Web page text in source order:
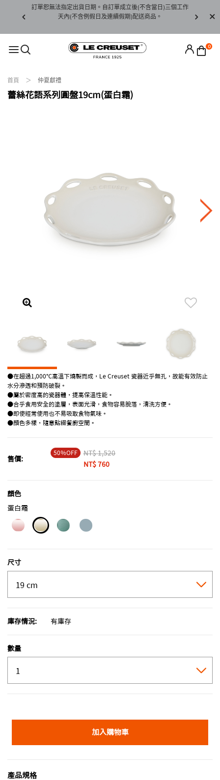
下水)，若
訂單恕無法指定出貨日期。自訂單成立後(不含當日)三個工作
天內(不含例假日及連續假期)配送商品。
請至
0
首頁 仲夏獻禮
蕾絲花語系列圓盤19cm(蛋白霜)
●在超過1,000℃高溫下燒製而成，Le Creuset 瓷器近乎無孔，故能有效防止
水分滲透和預防破裂。
●屬於密度高的瓷器體，提高保溫性能。
●合乎食用安全的塗層，表面光滑，食物容易脫落，清洗方便。
●即使經常使用也不易吸取食物氣味。
●顏色多樣，隨意點綴餐廚空間。
售價:
50％OFF Price reduced from
NT$ 1,520to
NT$ 760
顏色
蛋白霜
尺寸
庫存情況: 有庫存
數量
加入購物車
產品規格